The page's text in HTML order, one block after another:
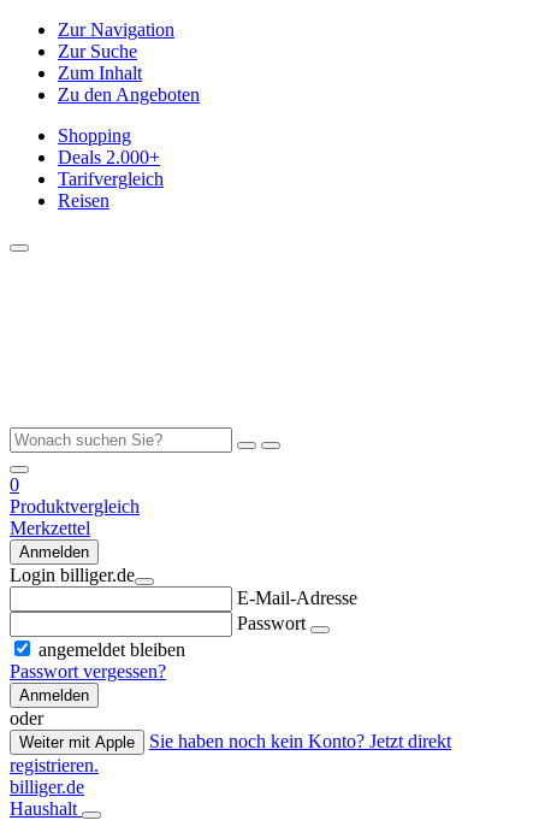
Zur Navigation
Zur Suche
Zum Inhalt
Zu den Angeboten
Shopping
Deals 2.000+
Tarifvergleich
Reisen
0
Produktvergleich
Merkzettel
Anmelden
Login billiger.de
E-Mail-Adresse
Passwort
angemeldet bleiben
Passwort vergessen?
Anmelden
oder
Weiter mit Apple
Sie haben noch kein Konto? Jetzt direkt
registrieren.
billiger.de
Haushalt